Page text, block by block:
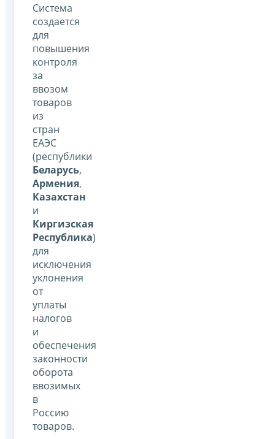
Система
создается
для
повышения
контроля
за
ввозом
товаров
из
стран
ЕАЭС
(республики
Беларусь,
Армения,
Казахстан
и
Киргизская
Республика)
для
исключения
уклонения
от
уплаты
налогов
и
обеспечения
законности
оборота
ввозимых
в
Россию
товаров.